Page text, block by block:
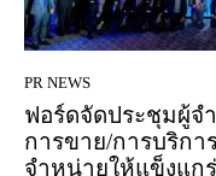
PR NEWS
ฟอร์ดจัดประชุมผู้จ
การขาย/การบริก
จำหน่ายให้แข็งแก